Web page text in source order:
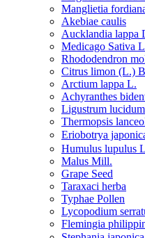
Manglietia
Akebiae caulis
Aucklandia lappa
Medicago Sativa
Rhododendron
Citrus limon (L.)
Arctium lappa L.
Achyranthes
Ligustrum
Thermopsis
Eriobotrya
Humulus lupulus
Malus Mill.
Grape Seed
Taraxaci herba
Typhae Pollen
Lycopodium
Flemingia